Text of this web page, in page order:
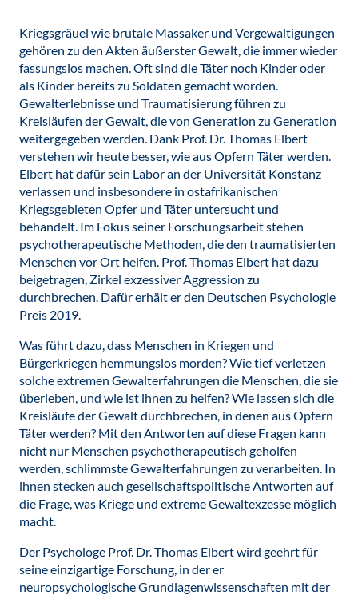
Kriegsgräuel wie brutale Massaker und Vergewaltigungen
gehören zu den Akten äußerster Gewalt, die immer wieder
fassungslos machen. Oft sind die Täter noch Kinder oder
als Kinder bereits zu Soldaten gemacht worden.
Gewalterlebnisse und Traumatisierung führen zu
Kreisläufen der Gewalt, die von Generation zu Generation
weitergegeben werden. Dank Prof. Dr. Thomas Elbert
verstehen wir heute besser, wie aus Opfern Täter werden.
Elbert hat dafür sein Labor an der Universität Konstanz
verlassen und insbesondere in ostafrikanischen
Kriegsgebieten Opfer und Täter untersucht und
behandelt. Im Fokus seiner Forschungsarbeit stehen
psychotherapeutische Methoden, die den traumatisierten
Menschen vor Ort helfen. Prof. Thomas Elbert hat dazu
beigetragen, Zirkel exzessiver Aggression zu
durchbrechen. Dafür erhält er den Deutschen Psychologie
Preis 2019.
Was führt dazu, dass Menschen in Kriegen und
Bürgerkriegen hemmungslos morden? Wie tief verletzen
solche extremen Gewalterfahrungen die Menschen, die sie
überleben, und wie ist ihnen zu helfen? Wie lassen sich die
Kreisläufe der Gewalt durchbrechen, in denen aus Opfern
Täter werden? Mit den Antworten auf diese Fragen kann
nicht nur Menschen psychotherapeutisch geholfen
werden, schlimmste Gewalterfahrungen zu verarbeiten. In
ihnen stecken auch gesellschaftspolitische Antworten auf
die Frage, was Kriege und extreme Gewaltexzesse möglich
macht.
Der Psychologe Prof. Dr. Thomas Elbert wird geehrt für
seine einzigartige Forschung, in der er
neuropsychologische Grundlagenwissenschaften mit der